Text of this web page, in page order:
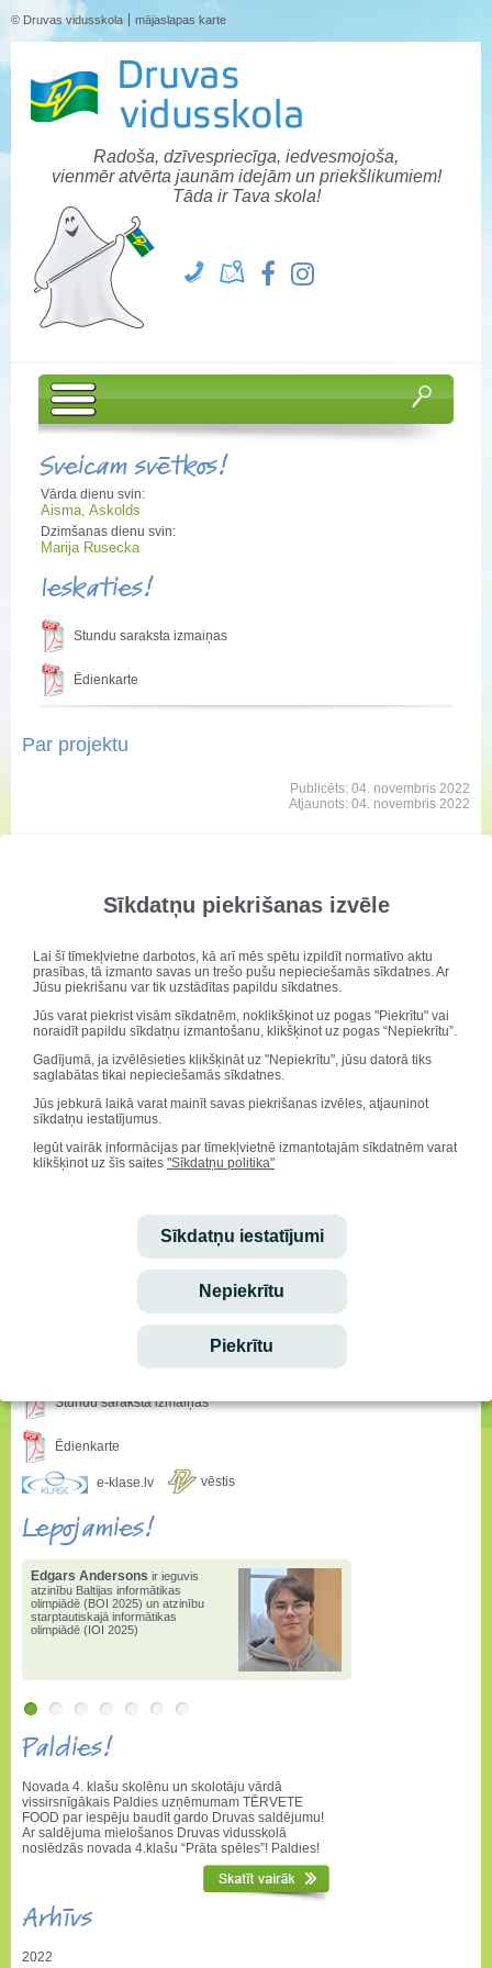
Sīkdatņu piekrišanas izvēle
Lai šī tīmekļvietne darbotos, kā arī mēs spētu izpildīt normatīvo aktu
prasības, tā izmanto savas un trešo pušu nepieciešamās sīkdatnes. Ar
Jūsu piekrišanu var tik uzstādītas papildu sīkdatnes.
Jūs varat piekrist visām sīkdatnēm, noklikšķinot uz pogas "Piekrītu" vai
noraidīt papildu sīkdatņu izmantošanu, klikšķinot uz pogas “Nepiekrītu”.
Gadījumā, ja izvēlēsieties klikšķināt uz "Nepiekrītu", jūsu datorā tiks
saglabātas tikai nepieciešamās sīkdatnes.
Jūs jebkurā laikā varat mainīt savas piekrišanas izvēles, atjauninot
sīkdatņu iestatījumus.
Iegūt vairāk informācijas par tīmekļvietnē izmantotajām sīkdatnēm varat
klikšķinot uz šīs saites "Sīkdatņu politika"
Sīkdatņu iestatījumi
Nepiekrītu
Piekrītu
© Druvas vidusskola mājaslapas karte
Radoša, dzīvespriecīga, iedvesmojoša,
vienmēr atvērta jaunām idejām un priekšlikumiem!
Tāda ir Tava skola!
Sveicam svētkos!
Vārda dienu svin:
Aisma, Askolds
Dzimšanas dienu svin:
Marija Rusecka
Ieskaties!
Stundu saraksta izmaiņas
Ēdienkarte
Par projektu
Publicēts: 04. novembris 2022
Atjaunots: 04. novembris 2022
kvalitātes valsts dienesta
īstenotajā Eiropas
Nr.8.3.4.0/16/I/001
“Atbalsts priekšlaicīgas
samazināšanai” –
mācības un nepabeidz skolu.
Mērķgrupa: vispārizglītojošo skolu skolēni no 1. līdz 12. klasei.
pašvaldību, izglītības iestādēm, pedagogiem, atbalsta personālu un
Sveicam svētkos!
Stundu saraksta izmaiņas
Ēdienkarte
e-klase.lv vēstis
Lepojamies!
Edgars Andersons ir ieguvis
atzinību Baltijas informātikas
olimpiādē (BOI 2025) un atzinību
starptautiskajā informātikas
olimpiādē (IOI 2025)
Paldies!
Novada 4. klašu skolēnu un skolotāju vārdā
vissirsnīgākais Paldies uzņēmumam TĒRVETE
FOOD par iespēju baudīt gardo Druvas saldējumu!
Ar saldējuma mielošanos Druvas vidusskolā
noslēdzās novada 4.klašu “Prāta spēles”! Paldies!
Arhīvs
2022